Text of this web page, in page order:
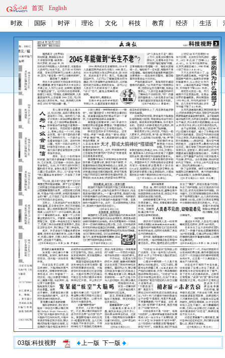
首页 English
时政 国际 时评 理论 文化 科技 教育 经济 生活
03版:科技视野 上一版 下一版